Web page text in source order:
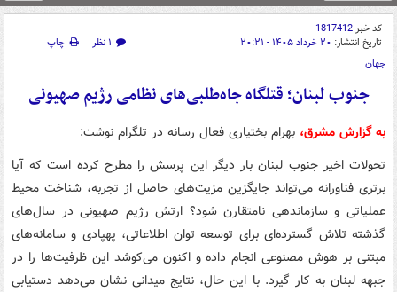
کد خبر1817412
تاریخ انتشار: ۲۰ خرداد ۱۴۰۵ - ۲۰:۲۱ ۱ نظر
چاپ
جهان
جنوب لبنان؛ قتلگاه جاه‌طلبی‌های نظامی رژیم صهیونی
به گزارش مشرق، بهرام بختیاری فعال رسانه در تلگرام نوشت:
تحولات اخیر جنوب لبنان بار دیگر این پرسش را مطرح کرده است که آیا
برتری فناورانه می‌تواند جایگزین مزیت‌های حاصل از تجربه، شناخت محیط
عملیاتی و سازماندهی نامتقارن شود؟ ارتش رژیم صهیونی در سال‌های
گذشته تلاش گسترده‌ای برای توسعه توان اطلاعاتی، پهپادی و سامانه‌های
مبتنی بر هوش مصنوعی انجام داده و اکنون می‌کوشد این ظرفیت‌ها را در
جبهه لبنان به کار گیرد. با این حال، نتایج میدانی نشان می‌دهد دستیابی